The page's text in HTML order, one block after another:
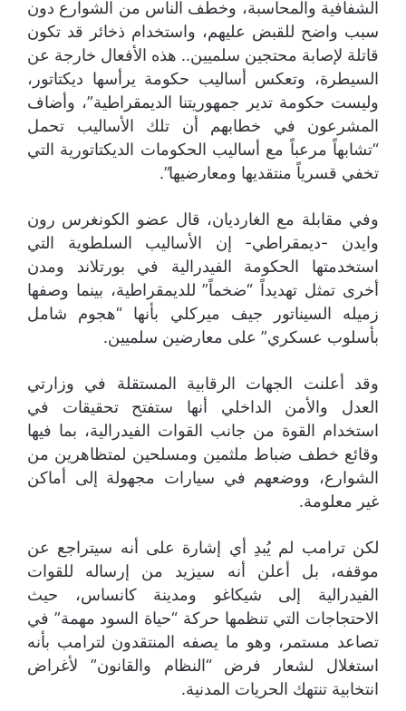
الشفافية والمحاسبة، وخطف الناس من الشوارع دون
سبب واضح للقبض عليهم، واستخدام ذخائر قد تكون
قاتلة لإصابة محتجين سلميين.. هذه الأفعال خارجة عن
السيطرة، وتعكس أساليب حكومة يرأسها ديكتاتور،
وليست حكومة تدير جمهوريتنا الديمقراطية”، وأضاف
المشرعون في خطابهم أن تلك الأساليب تحمل
“تشابهاً مرعباً مع أساليب الحكومات الديكتاتورية التي
تخفي قسرياً منتقديها ومعارضيها”.
وفي مقابلة مع الغارديان، قال عضو الكونغرس رون
وايدن -ديمقراطي- إن الأساليب السلطوية التي
استخدمتها الحكومة الفيدرالية في بورتلاند ومدن
أخرى تمثل تهديداً “ضخماً” للديمقراطية، بينما وصفها
زميله السيناتور جيف ميركلي بأنها “هجوم شامل
بأسلوب عسكري” على معارضين سلميين.
وقد أعلنت الجهات الرقابية المستقلة في وزارتي
العدل والأمن الداخلي أنها ستفتح تحقيقات في
استخدام القوة من جانب القوات الفيدرالية، بما فيها
وقائع خطف ضباط ملثمين ومسلحين لمتظاهرين من
الشوارع، ووضعهم في سيارات مجهولة إلى أماكن
غير معلومة.
لكن ترامب لم يُبدِ أي إشارة على أنه سيتراجع عن
موقفه، بل أعلن أنه سيزيد من إرساله للقوات
الفيدرالية إلى شيكاغو ومدينة كانساس، حيث
الاحتجاجات التي تنظمها حركة “حياة السود مهمة” في
تصاعد مستمر، وهو ما يصفه المنتقدون لترامب بأنه
استغلال لشعار فرض “النظام والقانون” لأغراض
انتخابية تنتهك الحريات المدنية.